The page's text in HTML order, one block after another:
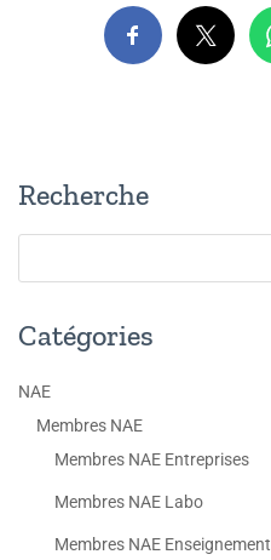
Recherche
Catégories
NAE
Membres NAE
Membres NAE Entreprises
Membres NAE Labo
Membres NAE Enseignement